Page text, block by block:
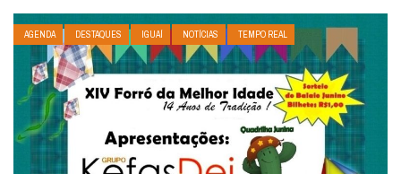
AGENDA DESTAQUES IGUAÍ NOTÍCIAS TEMPO REAL